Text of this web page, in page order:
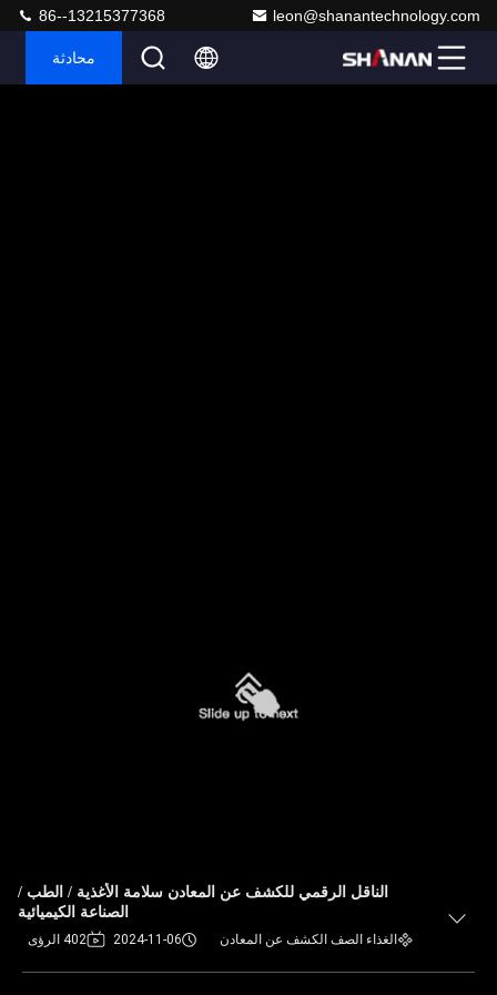
leon@shanantechnology.com
86--13215377368
محادثة
الناقل الرقمي للكشف عن المعادن سلامة الأغذية / الطب /
الصناعة الكيميائية
الغذاء الصف الكشف عن المعادن 2024-11-06 402 الرؤى